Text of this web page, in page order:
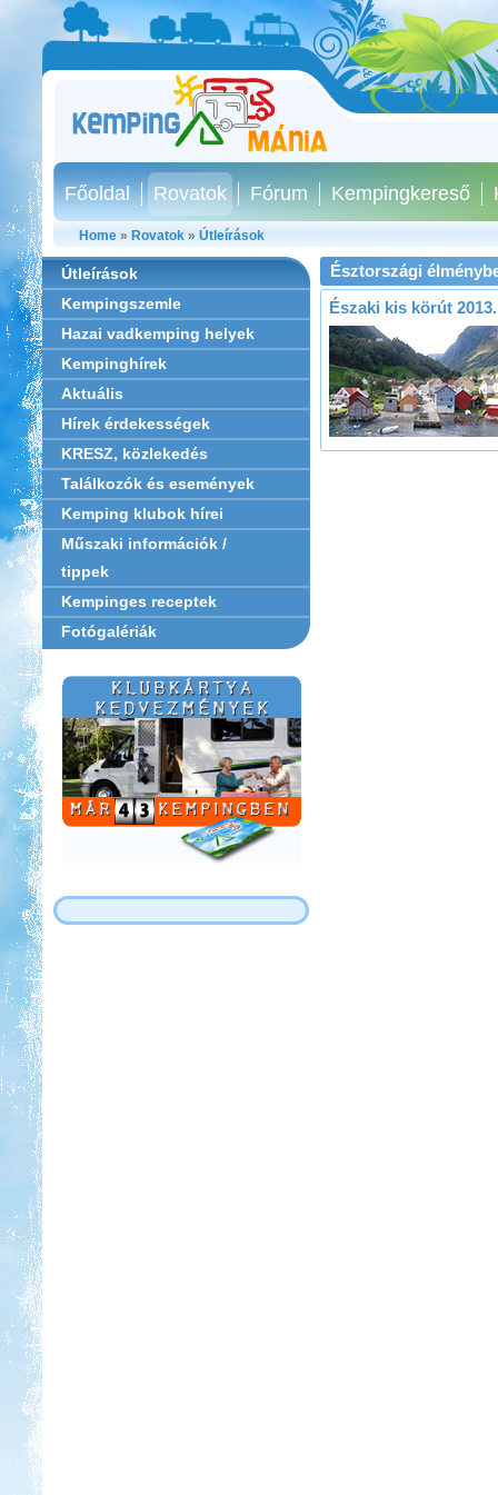
Főoldal Rovatok Fórum Kempingkereső
Home » Rovatok » Útleírások
Útleírások
Kempingszemle
Hazai vadkemping helyek
Kempinghírek
Aktuális
Hírek érdekességek
KRESZ, közlekedés
Találkozók és események
Kemping klubok hírei
Műszaki információk /
tippek
Kempinges receptek
Fotógalériák
Észtországi
Északi kis körút